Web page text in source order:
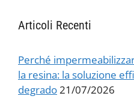
Articoli Recenti
Perché
la resina: la soluzione
degrado21/07/2026